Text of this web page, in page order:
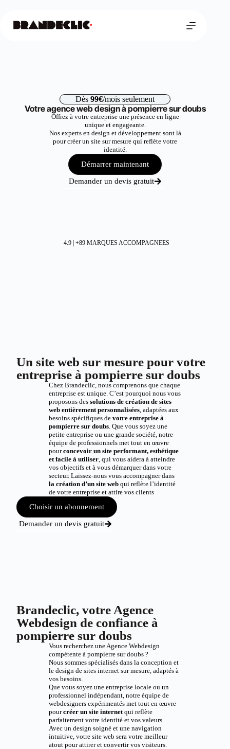
Dès 99€/mois seulement
Votre agence web design à pompierre sur doubs
Offrez à votre entreprise une présence en ligne
unique et engageante.
Nos experts en design et développement sont là
pour créer un site sur mesure qui reflète votre
identité.
Démarrer maintenant
Demander un devis gratuit
4.9 | +89 MARQUES ACCOMPAGNEES
Un site web sur mesure pour votre
entreprise à pompierre sur doubs
Chez Brandeclic, nous comprenons que chaque
entreprise est unique. C’est pourquoi nous vous
proposons des solutions de création de sites
web entièrement personnalisées, adaptées aux
besoins spécifiques de votre entreprise à
pompierre sur doubs. Que vous soyez une
petite entreprise ou une grande société, notre
équipe de professionnels met tout en œuvre
pourconcevoir un site performant, esthétique
et facile à utiliser, qui vous aidera à atteindre
vos objectifs et à vous démarquer dans votre
secteur. Laissez-nous vous accompagner dans
la création d’un site webqui reflète l’identité
de votre entreprise et attire vos clients
Choisir un abonnement
Demander un devis gratuit
Brandeclic, votre Agence
Webdesign de confiance à
pompierre sur doubs
Vous recherchez une Agence Webdesign
compétente à pompierre sur doubs ?
Nous sommes spécialisés dans la conception et
le design de sites internet sur mesure, adaptés à
vos besoins.
Que vous soyez une entreprise locale ou un
professionnel indépendant, notre équipe de
webdesigners expérimentés met tout en œuvre
pourcréer un site internetqui reflète
parfaitement votre identité et vos valeurs.
Avec un design soigné et une navigation
intuitive, votre site web sera votre meilleur
atout pour attirer et convertir vos visiteurs.